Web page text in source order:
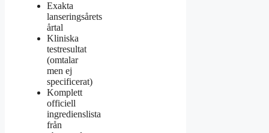
Exakta
lanseringsårets
årtal
Kliniska
testresultat
(omtalar
men ej
specificerat)
Komplett
officiell
ingredienslista
från